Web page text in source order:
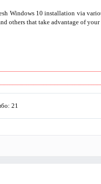
Windows 10 installation via
others that take advantage of
21